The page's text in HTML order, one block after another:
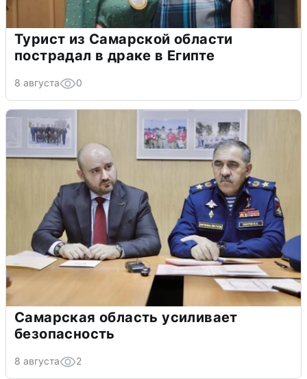
Турист из Самарской области
пострадал в драке в Египте
8 августа 0
Самарская область усиливает
безопасность
8 августа 2